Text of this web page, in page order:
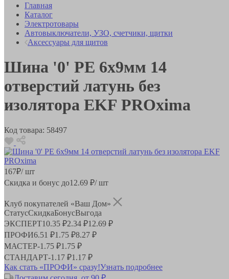
Главная
Каталог
Электротовары
Автовыключатели, УЗО, счетчики, щитки
Аксессуары для щитов
Шина '0' РЕ 6х9мм 14
отверстий латунь без
изолятора EKF PROxima
Код товара: 58497
167₽/ шт
Скидка и бонус до12.69 ₽/ шт
Клуб покупателей «Ваш Дом»
СтатусСкидкаБонусВыгода
ЭКСПЕРТ10.35 ₽2.34 ₽12.69 ₽
ПРОФИ6.51 ₽1.75 ₽8.27 ₽
МАСТЕР-1.75 ₽1.75 ₽
СТАНДАРТ-1.17 ₽1.17 ₽
Как стать «ПРОФИ» сразу!Узнать подробнее